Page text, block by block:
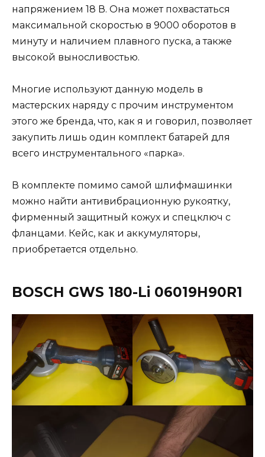
напряжением 18 В. Она может похвастаться
максимальной скоростью в 9000 оборотов в
минуту и наличием плавного пуска, а также
высокой выносливостью.
Многие используют данную модель в
мастерских наряду с прочим инструментом
этого же бренда, что, как я и говорил, позволяет
закупить лишь один комплект батарей для
всего инструментального «парка».
В комплекте помимо самой шлифмашинки
можно найти антивибрационную рукоятку,
фирменный защитный кожух и спецключ с
фланцами. Кейс, как и аккумуляторы,
приобретается отдельно.
BOSCH GWS 180-Li 06019H90R1